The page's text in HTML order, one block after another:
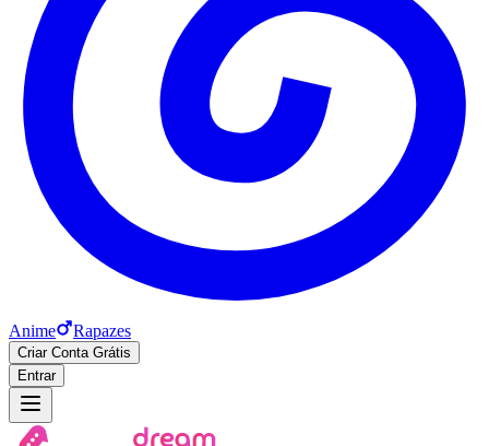
Anime Rapazes
Criar Conta Grátis
Entrar